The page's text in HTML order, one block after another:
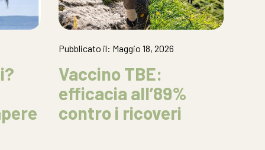
Pubblicato il: Maggio 18, 2026
Vaccino TBE:
efficacia all’89%
contro i ricoveri